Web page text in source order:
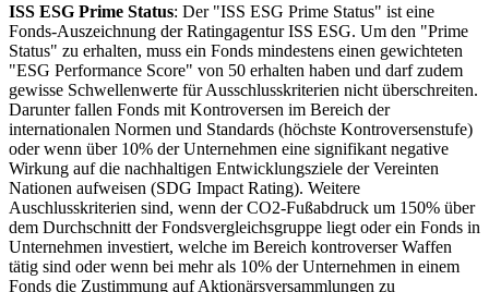
ISS ESG Prime Status: Der "ISS ESG Prime Status" ist eine
Fonds-Auszeichnung der Ratingagentur ISS ESG. Um den "Prime
Status" zu erhalten, muss ein Fonds mindestens einen gewichteten
"ESG Performance Score" von 50 erhalten haben und darf zudem
gewisse Schwellenwerte für Ausschlusskriterien nicht überschreiten.
Darunter fallen Fonds mit Kontroversen im Bereich der
internationalen Normen und Standards (höchste Kontroversenstufe)
oder wenn über 10% der Unternehmen eine signifikant negative
Wirkung auf die nachhaltigen Entwicklungsziele der Vereinten
Nationen aufweisen (SDG Impact Rating). Weitere
Auschlusskriterien sind, wenn der CO2-Fußabdruck um 150% über
dem Durchschnitt der Fondsvergleichsgruppe liegt oder ein Fonds in
Unternehmen investiert, welche im Bereich kontroverser Waffen
tätig sind oder wenn bei mehr als 10% der Unternehmen in einem
Fonds die Zustimmung auf Aktionärsversammlungen zu